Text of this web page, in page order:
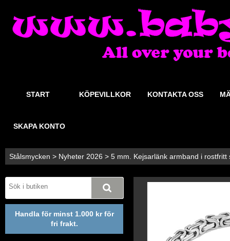
START KÖPEVILLKOR KONTAKTA OSS
SKAPA KONTO
Stålsmycken > Nyheter 2026 > 5 mm. Kejsarlänk armband i rostfritt
Handla för minst 1.000 kr för
fri frakt.